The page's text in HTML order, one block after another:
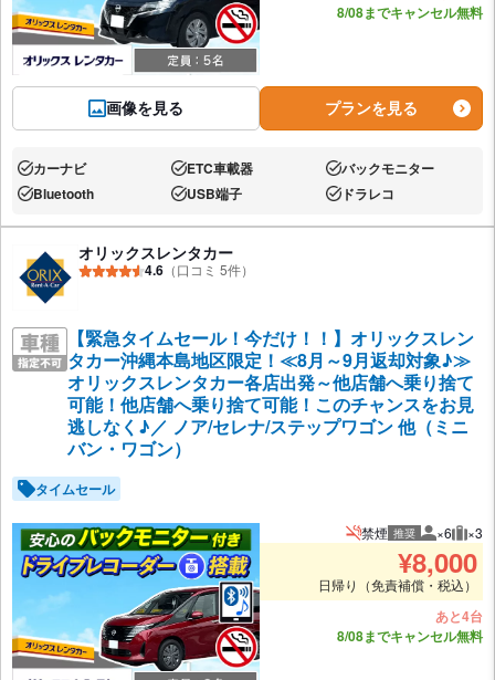
画像を見る
8/08までキャンセル無料
プランを見る
あり:カーナビ あり:ETC車載器 あり:バックモニター
あり:Bluetooth あり:USB端子 あり:ドラレコ
オリックスレンタカー
4.6 （口コミ 5件）
【緊急タイムセール！今だけ！！】オリックスレン
タカー沖縄本島地区限定！≪8月～9月返却対象♪≫
オリックスレンタカー各店出発～他店舗へ乗り捨て
可能！他店舗へ乗り捨て可能！このチャンスをお見
逃しなく♪／ ノア/セレナ/ステップワゴン 他（ミニ
バン・ワゴン）
タイムセール
禁煙 推奨 推奨人数
×6 推
×3
¥8,000
日帰り（免責補償・税込）
あと4台
8/08までキャンセル無料